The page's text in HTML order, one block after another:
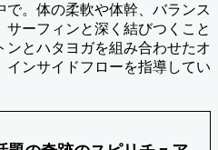
。体の柔軟や体幹、バランス
ーフィンと深く結びつくこと
ンとハタヨガを組み合わせたオ
インサイドフローを指導してい